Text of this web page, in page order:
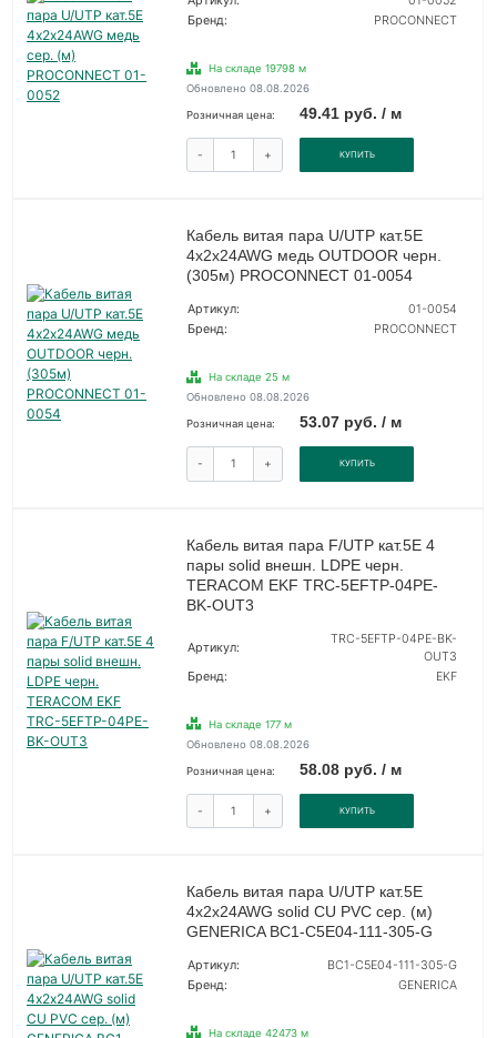
Бренд:
PROCONNECT
На складе 19798 м
Обновлено 08.08.2026
Розничная цена: 49.41 руб. / м
- + КУПИТЬ
Кабель витая пара U/UTP кат.5E
4х2х24AWG медь OUTDOOR черн.
(305м) PROCONNECT 01-0054
Артикул:
01-0054
Бренд:
PROCONNECT
На складе 25 м
Обновлено 08.08.2026
Розничная цена: 53.07 руб. / м
- + КУПИТЬ
Кабель витая пара F/UTP кат.5E 4
пары solid внешн. LDPE черн.
TERACOM EKF TRC-5EFTP-04PE-
BK-OUT3
Артикул:
TRC-5EFTP-04PE-BK-
OUT3
Бренд:
EKF
На складе 177 м
Обновлено 08.08.2026
Розничная цена: 58.08 руб. / м
- + КУПИТЬ
Кабель витая пара U/UTP кат.5E
4х2х24AWG solid CU PVC сер. (м)
GENERICA BC1-C5E04-111-305-G
Артикул:
BC1-C5E04-111-305-G
Бренд:
GENERICA
На складе 42473 м